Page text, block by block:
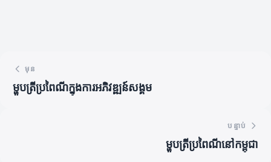
មុន
ម្ហូបត្រីប្រពៃណីក្នុងការអភិវឌ្ឍន៍សង្គម
បន្ទាប់
ម្ហូបត្រីប្រពៃណីនៅកម្ពុជា